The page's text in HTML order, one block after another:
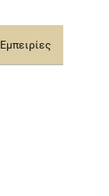
Εμπειρίες